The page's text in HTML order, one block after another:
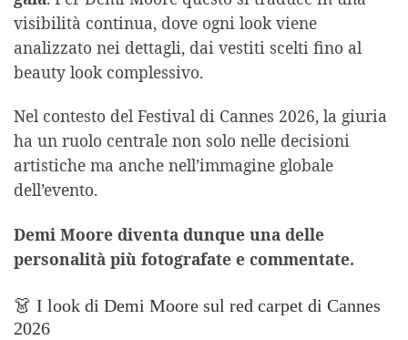
visibilità continua, dove ogni look viene
analizzato nei dettagli, dai vestiti scelti fino al
beauty look complessivo.
Nel contesto del Festival di Cannes 2026, la giuria
ha un ruolo centrale non solo nelle decisioni
artistiche ma anche nell’immagine globale
dell’evento.
Demi Moore diventa dunque una delle
personalità più fotografate e commentate.
👗 I look di Demi Moore sul red carpet di Cannes
2026